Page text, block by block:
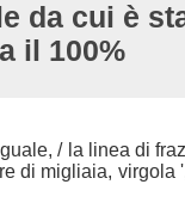
da cui è
il 100%
/ la linea di
di migliaia, virgola